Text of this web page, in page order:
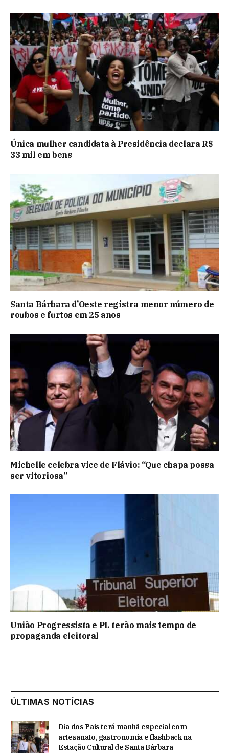
Única mulher candidata à Presidência declara R$
33 mil em bens
Santa Bárbara d’Oeste registra menor número de
roubos e furtos em 25 anos
Michelle celebra vice de Flávio: “Que chapa possa
ser vitoriosa”
União Progressista e PL terão mais tempo de
propaganda eleitoral
ÚLTIMAS NOTÍCIAS
Dia dos Pais terá manhã especial com
artesanato, gastronomia e flashback na
Estação Cultural de Santa Bárbara